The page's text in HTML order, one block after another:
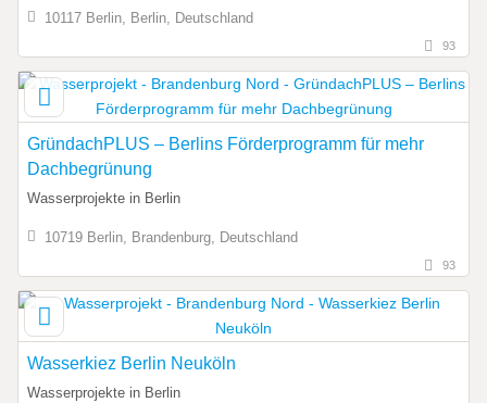
10117 Berlin, Berlin, Deutschland
93
GründachPLUS – Berlins Förderprogramm für mehr
Dachbegrünung
Wasserprojekte in Berlin
10719 Berlin, Brandenburg, Deutschland
93
Wasserkiez Berlin Neuköln
Wasserprojekte in Berlin